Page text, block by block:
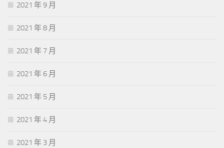
2021 年 9 月
2021 年 8 月
2021 年 7 月
2021 年 6 月
2021 年 5 月
2021 年 4 月
2021 年 3 月